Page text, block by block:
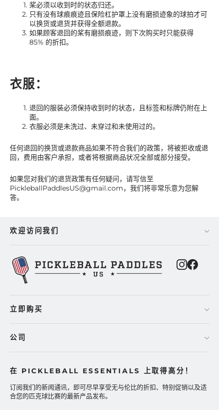
桨必须以收到时的状态归还。
只有没有球痕痕迹且保险杠护罩上没有磨损迹象的球拍才可
以换货或退货并获得全额退款。
如果顾客退回的桨有磨损痕迹，则下次购买时只能获得
85% 的折扣。
衣服：
退回的服装必须保持收到时的状态，且标签和标牌仍附在上
面。
衣服必须是未洗过、未穿过和未使用过的。
任何退回的换货或退款商品如果不符合我们的政策，将被拒收或退
回，费用由客户承担，或者将根据商品状况全部或部分接受。
如果您对我们的退货政策有任何疑问，请写信至
PickleballPaddlesUS@gmail.com，我们将非常乐意为您解
答。
欢迎访问我们
立即购买
公司
在 PICKLEBALL ESSENTIALS 上取得高分！
订阅我们的新闻通讯，即可尽早享受无与伦比的折扣、特别促销以及适
合您的匹克球比赛的最新产品发布。